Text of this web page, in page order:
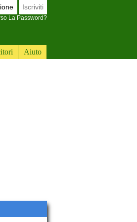
Aiuto
Iscriviti
La Password?